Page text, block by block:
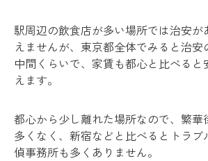
駅周辺の飲食店が多い場所では治安
えませんが、東京都全体でみると治安
中間くらいで、家賃も都心と比べる
えます。
都心から少し離れた場所なので、繁華
多くなく、新宿などと比べるとトラ
偵事務所も多くありません。